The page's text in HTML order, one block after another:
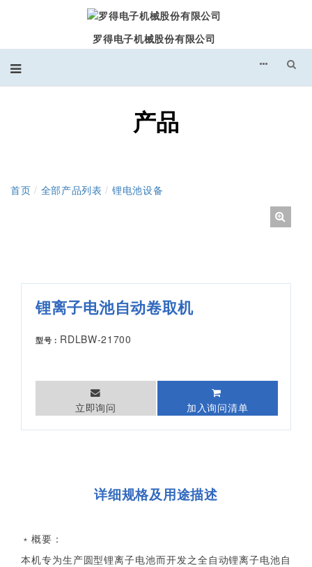
罗得电子机械股份有限公司
产品
首页 / 全部产品列表 / 锂电池设备
锂离子电池自动卷取机
型号： RDLBW-21700
立即询问 加入询问清单
详细规格及用途描述
﹡概要：
本机专为生产圆型锂离子电池而开发之全自动锂离子电池自